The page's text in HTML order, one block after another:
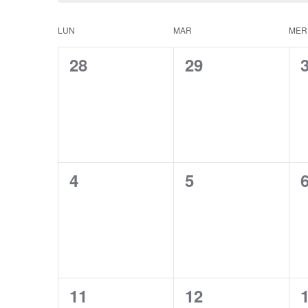
Calendrier
de
LUN MAR MER
0
28
0
29
0
0
4
0
5
0
0
11
0
12
0